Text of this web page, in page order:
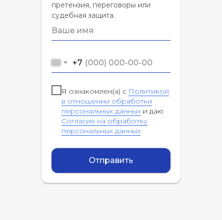
претензия, переговоры или
судебная защита.
+7
Я ознакомлен(а) с Политикой
в отношении обработки
персональных данных и даю
Согласие на обработку
персональных данных
Отправить